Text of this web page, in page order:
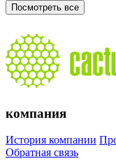
Посмотреть все
компания
История компании
Обратная связь